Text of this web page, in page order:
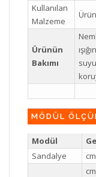
Kullanılan
Malzeme
Ürünün
Bakımı
MÖDÜL
Modül
Sandalye
cm
cm